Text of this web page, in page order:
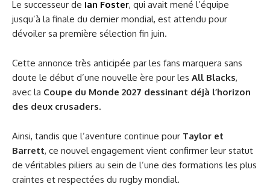
Le successeur de Ian Foster, qui avait mené l’équipe
jusqu’à la finale du dernier mondial, est attendu pour
dévoiler sa première sélection fin juin.
Cette annonce très anticipée par les fans marquera sans
doute le début d’une nouvelle ère pour les All Blacks,
avec la Coupe du Monde 2027 dessinant déjà l’horizon
des deux crusaders.
Ainsi, tandis que l’aventure continue pour Taylor et
Barrett, ce nouvel engagement vient confirmer leur statut
de véritables piliers au sein de l’une des formations les plus
craintes et respectées du rugby mondial.